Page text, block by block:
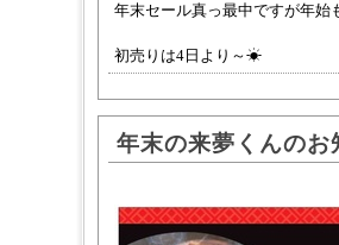
年末セール真っ最中ですが年始
初売りは4日より～☀
年末の来夢くんのお